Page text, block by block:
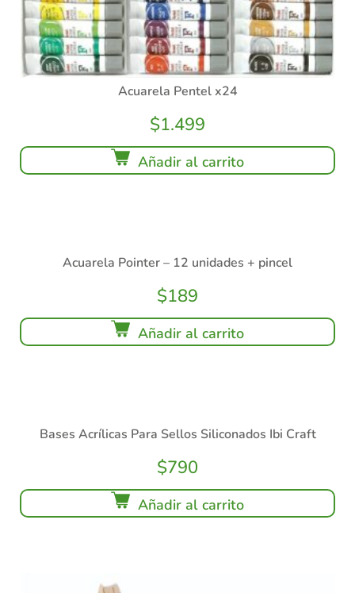
Acuarela Pentel x24
$1.499
Añadir al carrito
Acuarela Pointer – 12 unidades + pincel
$189
Añadir al carrito
Bases Acrílicas Para Sellos Siliconados Ibi Craft
$790
Añadir al carrito